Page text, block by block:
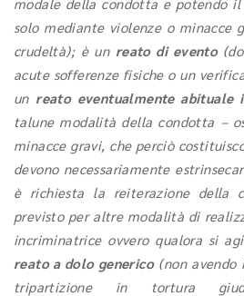
solo mediante violenze o minacce
crudeltà); è un reato di evento
acute sofferenze fisiche o un
un reato eventualmente abituale
talune modalità della condotta –
minacce gravi, che perciò
devono necessariamente
è richiesta la reiterazione della
previsto per altre modalità di
incriminatrice ovvero qualora si
reato a dolo generico(non avendo
tripartizione in tortura